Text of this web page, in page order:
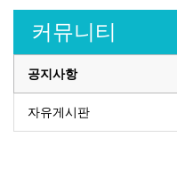
커뮤니티
공지사항
자유게시판